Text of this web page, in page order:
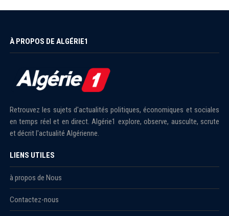
À PROPOS DE ALGÉRIE1
Retrouvez les sujets d'actualités politiques, économiques et sociales
en temps réel et en direct. Algérie1 explore, observe, ausculte, scrute
et décrit l'actualité Algérienne.
LIENS UTILES
à propos de Nous
Contactez-nous